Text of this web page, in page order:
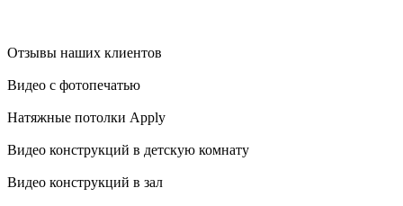
Отзывы наших клиентов
Видео с фотопечатью
Натяжные потолки Apply
Видео конструкций в детскую комнату
Видео конструкций в зал